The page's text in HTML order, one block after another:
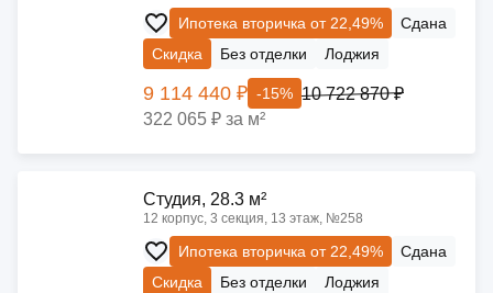
Ипотека вторичка от 22,49%
Сдана
Скидка
Без отделки Лоджия
9 114 440 ₽ -15% 10 722 870 ₽
322 065 ₽ за м²
Cтудия, 28.3 м²
12 корпус, 3 секция, 13 этаж, №258
Ипотека вторичка от 22,49%
Сдана
Скидка
Без отделки Лоджия